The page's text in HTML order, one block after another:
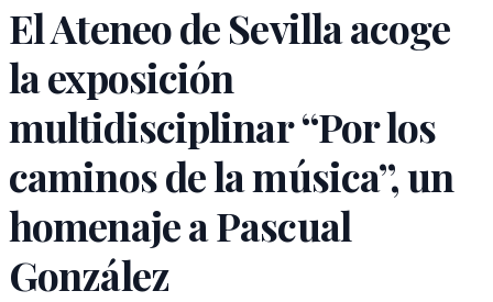
El Ateneo de Sevilla acoge
la exposición
multidisciplinar “Por los
caminos de la música”, un
homenaje a Pascual
González